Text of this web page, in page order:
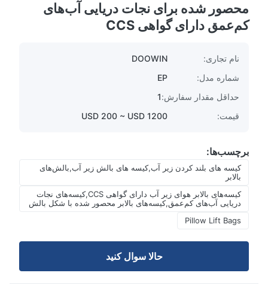
محصور شده برای نجات دریایی آب‌های
کم‌عمق دارای گواهی CCS
نام تجاری:
DOOWIN
شماره مدل:
حداقل مقدار سفارش:1
قیمت:
USD 200 ~ USD 1200
برچسب‌ها:
کیسه های بلند کردن زیر آب,کیسه های بالش زیر آب,بالش‌های
کیسه‌های بالابر هوای زیر آب دارای گواهی CCS,کیسه‌های نجات
دریایی آب‌های کم‌عمق,کیسه‌های بالابر محصور شده با شکل بالش
Pillow Lift Bags
حالا سوال کنيد